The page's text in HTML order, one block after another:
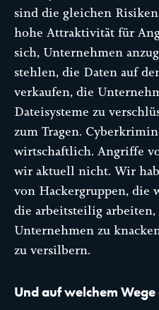
sind die gleichen
hohe Attraktivität für
sich, Unternehmen
stehlen, die Daten auf
verkaufen, die
Dateisysteme zu
zum Tragen.
wirtschaftlich. Angriffe
wir aktuell nicht. Wir
von Hackergruppen, die
die arbeitsteilig arbeiten,
Unternehmen zu
zu versilbern.
Und auf welchem